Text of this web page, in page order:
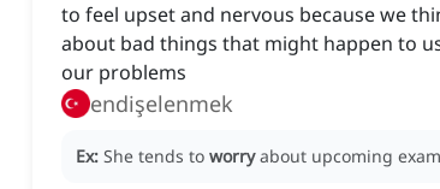
to feel upset and nervous because we
about bad things that might happen to
our problems
endişelenmek
Ex: She tends to worry about upcoming